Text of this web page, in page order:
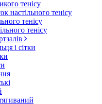
тенісу
настільного тенісу
тенісу
тенісу
і сітки